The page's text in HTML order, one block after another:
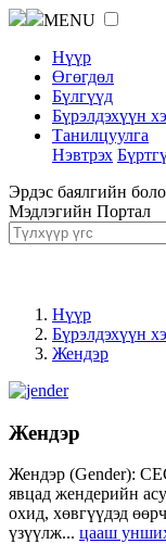
MENU
Нүүр
Өгөгдөл
Бүлгүүд
Бүрэлдэхүүн
Танилцуулга
Нэвтрэх
Эрдэс баялгийн
Мэдлэгийн Портал
Нүүр
Бүрэлдэхүүн
Жендэр
Жендэр
Жендэр (Gender):
явцад жендерийн
охид, хөвгүүдэд
үзүүлж... цааш